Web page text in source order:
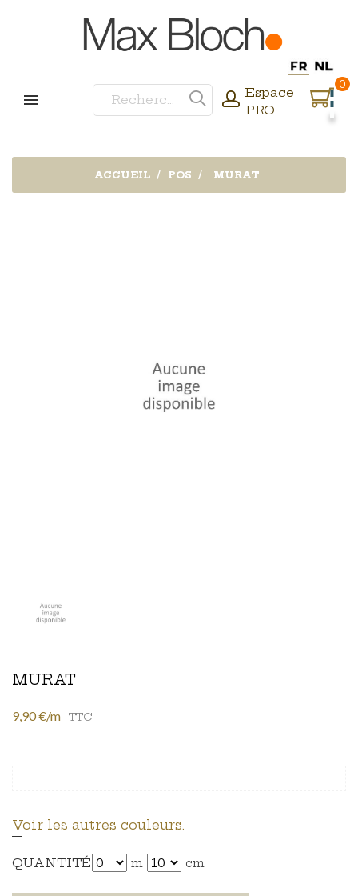
Espace
PRO
0
ACCUEIL POS MURAT
MURAT
9,90 €/m TTC
Voir les autres couleurs.
QUANTITÉ m cm